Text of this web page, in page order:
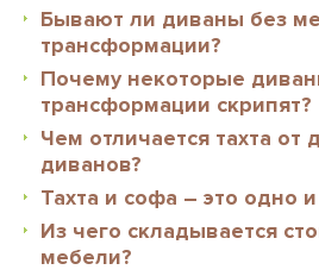
Бывают ли диваны без
трансформации?
Почему некоторые
трансформации скрипят?
Чем отличается тахта от
диванов?
Тахта и софа – это одно
Из чего складывается
мебели?